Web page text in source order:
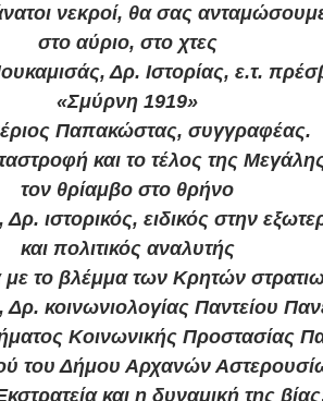
νεκροί, θα σας
στο αύριο, στο χτες
Δρ. Ιστορίας, ε.τ.
«Σμύρνη 1919»
Παπακώστας, συγγραφέας.
και το τέλος της
τον θρίαμβο στο θρήνο
ιστορικός, ειδικός στην
και πολιτικός αναλυτής
με το βλέμμα των Κρητών
κοινωνιολογίας Παντείου
Κοινωνικής Προστασίας
του Δήμου Αρχανών
και η δυναμική της